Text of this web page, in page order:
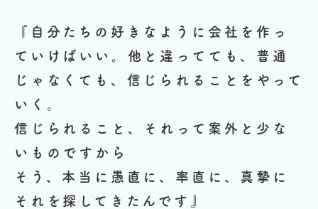
『自分たちの好きなように会社を作っ
ていけばいい。 他と違ってても、普通
じゃなくても、信じられることをやって
いく。
信じられること、それって案外と少な
いものですから
そう、本当に愚直に、率直に、真摯に
それを探してきたんです』